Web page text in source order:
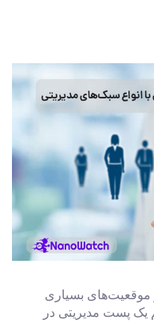
موقعیت‌های بسیاری
پست مدیریتی در